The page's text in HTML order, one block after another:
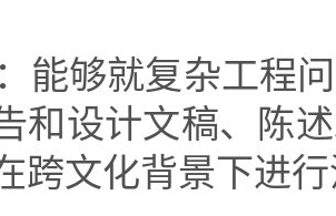
能够就复杂工程
和设计文稿、陈
跨文化背景下进